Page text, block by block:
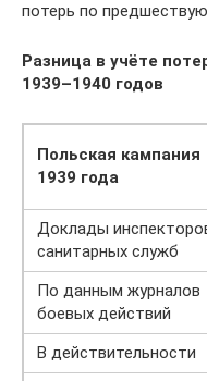
потерь по
Разница в учёте
1939–1940 годов
Польская кампания
1939 года
Доклады
санитарных служб
По данным журналов
боевых действий
В действительности